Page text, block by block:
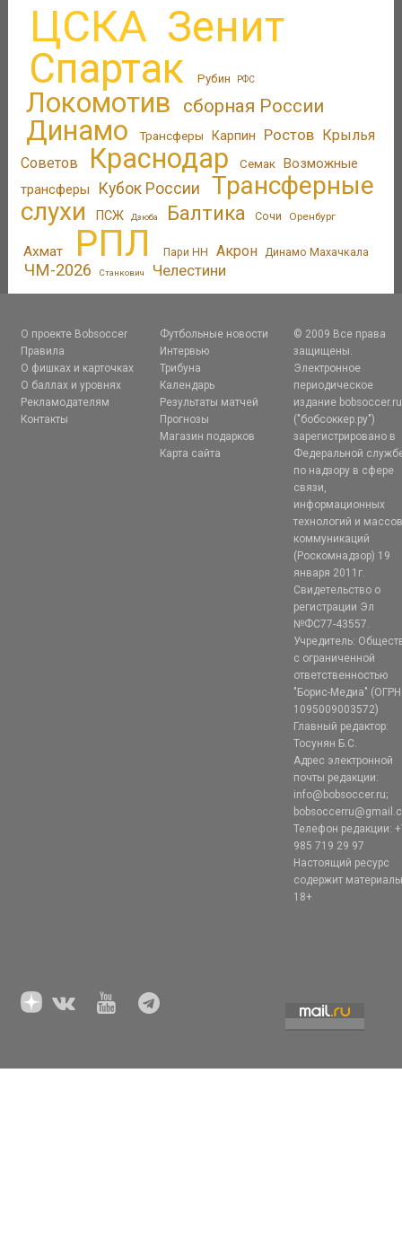
ЦСКА Зенит
Спартак Рубин РФС
Локомотив сборная России
Динамо Трансферы Карпин Ростов
Крылья
Советов
Краснодар Семак Возможные
трансферы
Кубок России
Трансферные
слухи
ПСЖ Дзюба Балтика Сочи Оренбург
Ахмат РПЛ Пари НН Акрон Динамо Махачкала
ЧМ-2026 Станкович Челестини
О проекте Bobsoccer
Правила
О фишках и карточках
О баллах и уровнях
Рекламодателям
Контакты
Футбольные новости
Интервью
Трибуна
Календарь
Результаты матчей
Прогнозы
Магазин подарков
Карта сайта
© 2009 Все права
защищены.
Электронное
периодическое
издание bobsoccer.ru
("бобсоккер.ру")
зарегистрировано в
Федеральной
по надзору в сфере
связи,
информационных
технологий и
коммуникаций
(Роскомнадзор) 19
января 2011г.
Свидетельство о
регистрации Эл
№ФС77-43557.
Учредитель:
с ограниченной
ответственностью
"Борис-Медиа" (ОГРН
1095009003572)
Главный редактор:
Тосунян Б.С.
Адрес электронной
почты редакции:
info@bobsoccer.ru;
Телефон редакции:
985 719 29 97
Настоящий ресурс
содержит
18+